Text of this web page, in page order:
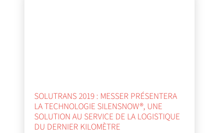
SOLUTRANS 2019 : MESSER PRÉSENTERA
LA TECHNOLOGIE SILENSNOW®, UNE
SOLUTION AU SERVICE DE LA LOGISTIQUE
DU DERNIER KILOMÈTRE